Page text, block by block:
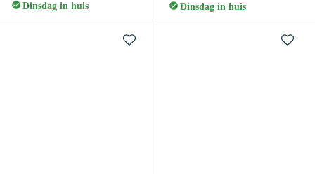
Dinsdag in huis Dinsdag in huis